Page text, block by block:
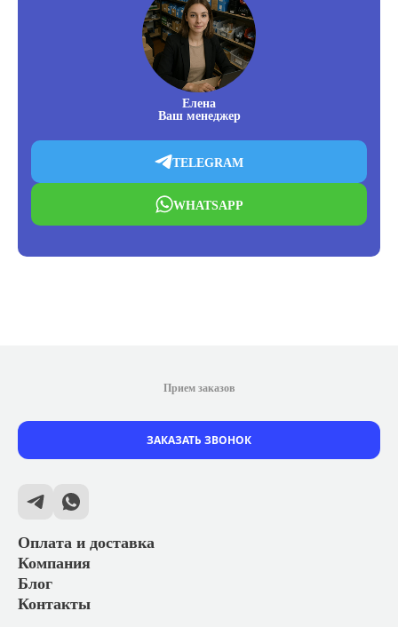
Елена
Ваш менеджер
TELEGRAM
WHATSAPP
Оплата и доставка
Компания
Блог
Контакты
Прием заказов
ЗАКАЗАТЬ ЗВОНОК